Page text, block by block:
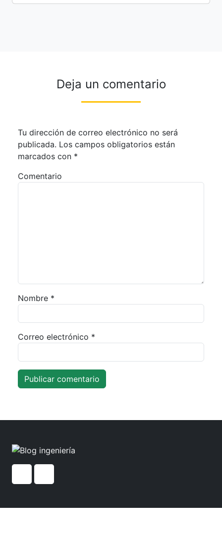
Deja un comentario
Tu dirección de correo electrónico no será
publicada. Los campos obligatorios están
marcados con *
Comentario
Nombre *
Correo electrónico *